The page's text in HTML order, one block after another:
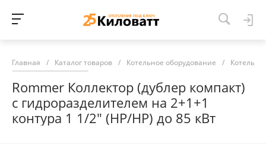
Главная / Каталог товаров / Котельное оборудование /
Rommer Коллектор (дублер компакт)
с гидроразделителем на 2+1+1
контура 1 1/2" (НР/НР) до 85 кВт